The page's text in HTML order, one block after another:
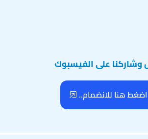
وشاركنا على الفيسبوك
اضغط هنا للانضمام..